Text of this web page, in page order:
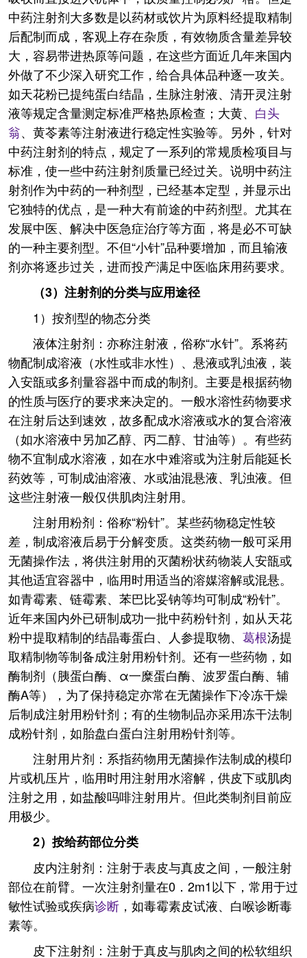
中药注射剂大多数是以药材或饮片为原料经提取精制
后配制而成，客观上存在杂质，有效物质含量差异较
大，容易带进热原等问题，在这些方面近几年来国内
外做了不少深入研究工作，给合具体品种逐一攻关。
如天花粉已提纯蛋白结晶，生脉注射液、清开灵注射
液等规定含量测定标准严格热原检查；大黄、 白头
翁、黄苓素等注射液进行稳定性实验等。另外，针对
中药注射剂的特点，规定了一系列的常规质检项目与
标准，使一些中药注射剂质量已经过关。说明中药注
射剂作为中药的一种剂型，已经基本定型，并显示出
它独特的优点，是一种大有前途的中药剂型。尤其在
发展中医、解决中医急症治疗等方面，将是必不可缺
的一种主要剂型。不但“小针”品种要增加，而且输液
剂亦将逐步过关，进而投产满足中医临床用药要求。
（3）注射剂的分类与应用途径
1）按剂型的物态分类
液体注射剂：亦称注射液，俗称“水针”。系将药
物配制成溶液（水性或非水性）、悬液或乳浊液，装
入安瓿或多剂量容器中而成的制剂。主要是根据药物
的性质与医疗的要求来决定的。一般水溶性药物要求
在注射后达到速效，故多配成水溶液或水的复合溶液
（如水溶液中另加乙醇、丙二醇、甘油等）。有些药
物不宜制成水溶液，如在水中难溶或为注射后能延长
药效等，可制成油溶液、水或油混悬液、乳浊液。但
这些注射液一般仅供肌肉注射用。
注射用粉剂：俗称“粉针”。某些药物稳定性较
差，制成溶液后易于分解变质。这类药物一般可采用
无菌操作法，将供注射用的灭菌粉状药物装人安瓿或
其他适宜容器中，临用时用适当的溶媒溶解或混悬。
如青霉素、链霉素、苯巴比妥钠等均可制成“粉针”。
近年来国内外已研制成功一批中药粉针剂，如从天花
粉中提取精制的结晶毒蛋白、人参提取物、 葛根汤提
取精制物等制备成注射用粉针剂。还有一些药物，如
酶制剂（胰蛋白酶、α一糜蛋白酶、波罗蛋白酶、辅
酶A等），为了保持稳定亦常在无菌操作下冷冻干燥
后制成注射用粉针剂；有的生物制品亦采用冻干法制
成粉针剂，如胎盘白蛋白注射用粉针剂等。
注射用片剂：系指药物用无菌操作法制成的模印
片或机压片，临用时用注射用水溶解，供皮下或肌肉
注射之用，如盐酸吗啡注射用片。但此类制剂目前应
用极少。
2）按给药部位分类
皮内注射剂：注射于表皮与真皮之间，一般注射
部位在前臂。一次注射剂量在0．2m1以下，常用于过
敏性试验或疾病诊断 ，如毒霉素皮试液、白喉诊断毒
素等。
皮下注射剂：注射于真皮与肌肉之间的松软组织